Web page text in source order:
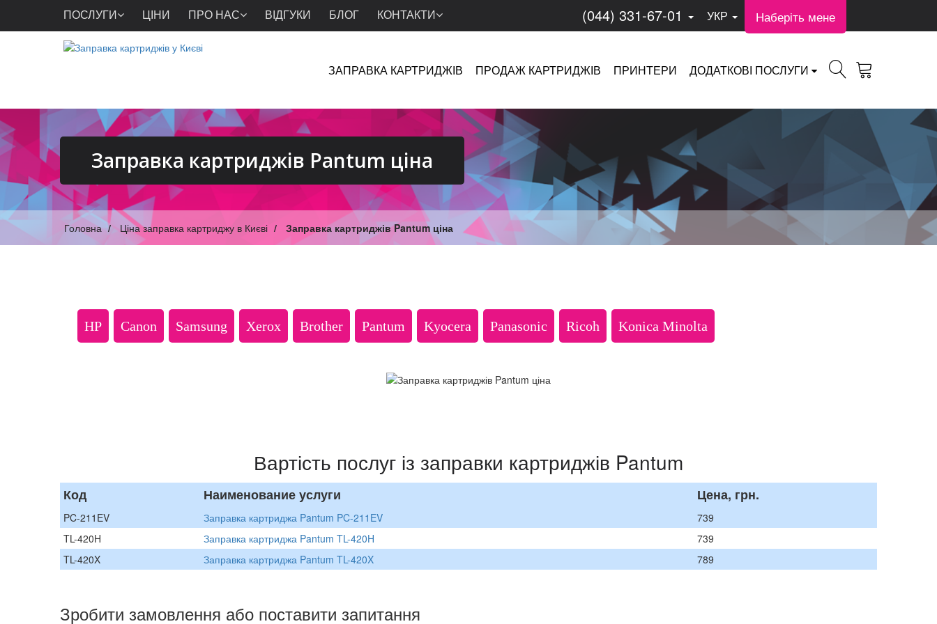
ПОСЛУГИ ЦІНИ ПРО НАС ВІДГУКИ БЛОГ КОНТАКТИ (044) 331-67-01 УКР Наберіть мене
ЗАПРАВКА КАРТРИДЖІВ ПРОДАЖ КАРТРИДЖІВ ПРИНТЕРИ ДОДАТКОВІ ПОСЛУГИ
Заправка картриджів Pantum ціна
Головна Ціна заправка картриджу в Києві Заправка картриджів Pantum ціна
HP Canon Samsung Xerox Brother Pantum Kyocera Panasonic Ricoh Konica Minolta
Вартість послуг із заправки картриджів Pantum
Код Наименование услуги Цена, грн.
PC-211EV Заправка картриджа Pantum PC-211EV
739
TL-420H
Заправка картриджа Pantum TL-420H
739
TL-420X
Заправка картриджа Pantum TL-420X 789
Зробити замовлення або поставити запитання